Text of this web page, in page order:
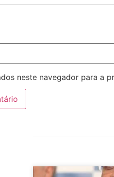
neste navegador para a